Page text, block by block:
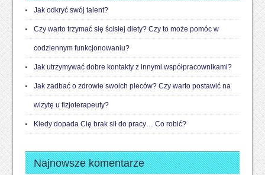
Jak odkryć swój talent?
Czy warto trzymać się ścisłej diety? Czy to może pomóc w
codziennym funkcjonowaniu?
Jak utrzymywać dobre kontakty z innymi współpracownikami?
Jak zadbać o zdrowie swoich pleców? Czy warto postawić na
wizytę u fizjoterapeuty?
Kiedy dopada Cię brak sił do pracy… Co robić?
Najnowsze komentarze